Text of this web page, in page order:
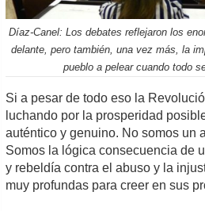
Díaz-Canel: Los debates reflejaron los
delante, pero también, una vez más, la
pueblo a pelear cuando todo
Si a pesar de todo eso la
luchando por la prosperidad
auténtico y genuino. No somos un
Somos la lógica consecuencia de
y rebeldía contra el abuso y la
muy profundas para creer en sus